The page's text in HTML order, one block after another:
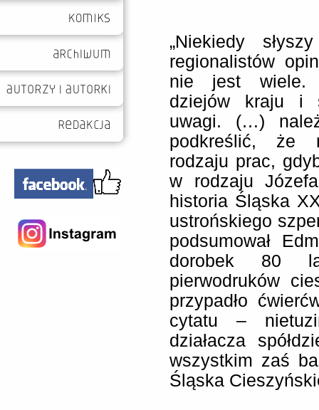
„Niekiedy
regionalistów
nie jest wiele.
dziejów kraju i
uwagi. (…)
podkreślić, że
rodzaju prac,
w rodzaju
historia Śląska
ustrońskiego
podsumował
dorobek 80
pierwodruków
przypadło
cytatu –
działacza
wszystkim zaś
Śląska